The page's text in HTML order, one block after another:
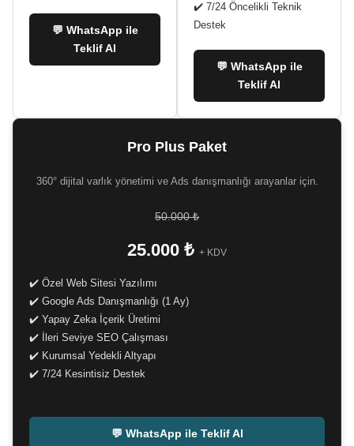
💬 WhatsApp ile
Teklif Al
✔️ 7/24 Öncelikli Teknik
Destek
💬 WhatsApp ile
Teklif Al
Pro Plus Paket
360° dijital varlık yönetimi ve Ads danışmanlığı arayanlar için.
50.000 ₺
25.000 ₺ + KDV
✔️ Özel Web Sitesi Yazılımı
✔️ Google Ads Danışmanlığı (1 Ay)
✔️ Yapay Zeka İçerik Üretimi
✔️ İleri Seviye SEO Çalışması
✔️ Kurumsal Yedekli Altyapı
✔️ 7/24 Kesintisiz Destek
💬 WhatsApp ile Teklif Al